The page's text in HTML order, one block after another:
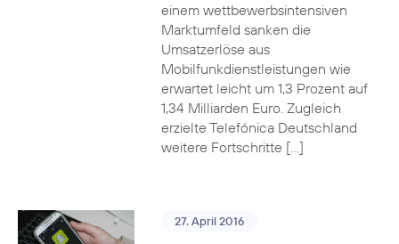
einem wettbewerbsintensiven
Marktumfeld sanken die
Umsatzerlöse aus
Mobilfunkdienstleistungen wie
erwartet leicht um 1,3 Prozent auf
1,34 Milliarden Euro. Zugleich
erzielte Telefónica Deutschland
weitere Fortschritte […]
27. April 2016